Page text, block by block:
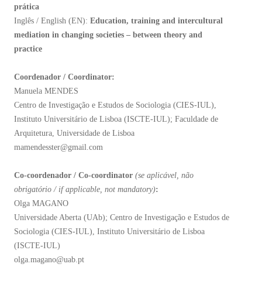
prática
Inglês / English (EN): Education, training and intercultural
mediation in changing societies – between theory and
practice
Coordenador / Coordinator:
Manuela MENDES
Centro de Investigação e Estudos de Sociologia (CIES-IUL),
Instituto Universitário de Lisboa (ISCTE-IUL); Faculdade de
Arquitetura, Universidade de Lisboa
mamendesster@gmail.com
Co-coordenador / Co-coordinator (se aplicável, não
obrigatório / if applicable, not mandatory):
Olga MAGANO
Universidade Aberta (UAb); Centro de Investigação e Estudos de
Sociologia (CIES-IUL), Instituto Universitário de Lisboa
(ISCTE-IUL)
olga.magano@uab.pt